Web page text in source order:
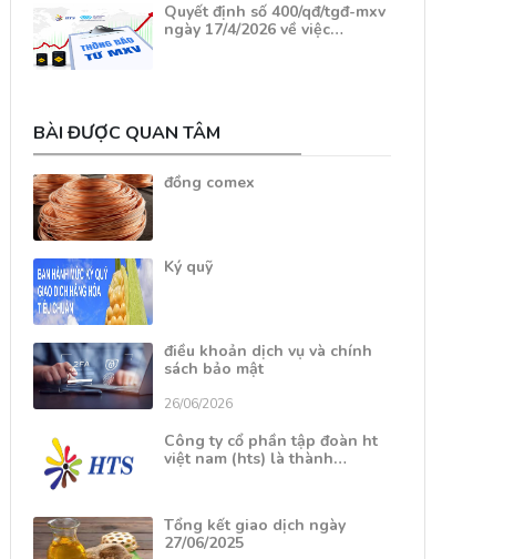
Quyết định số 400/qđ/tgđ-mxv
ngày 17/4/2026 về việc…
BÀI ĐƯỢC QUAN TÂM
đồng comex
Ký quỹ
điều khoản dịch vụ và chính
sách bảo mật
26/06/2026
Công ty cổ phần tập đoàn ht
việt nam (hts) là thành…
Tổng kết giao dịch ngày
27/06/2025